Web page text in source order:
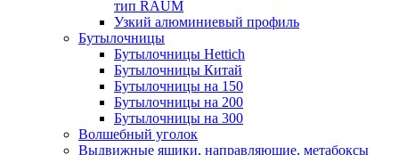
тип RAUM
Узкий алюминиевый профиль
Бутылочницы
Бутылочницы Hettich
Бутылочницы Китай
Бутылочницы на 150
Бутылочницы на 200
Бутылочницы на 300
Волшебный уголок
Выдвижные ящики, направляющие, метабоксы